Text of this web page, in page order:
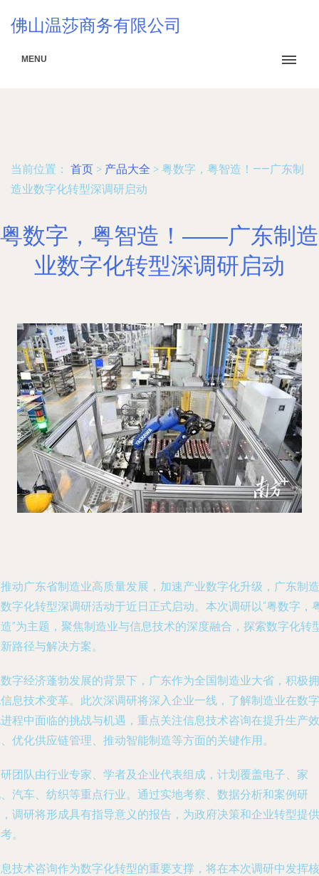
佛山温莎商务有限公司
MENU
当前位置： 首页 > 产品大全 > 粤数字，粤智造！——广东制
造业数字化转型深调研启动
粤数字，粤智造！——广东制造
业数字化转型深调研启动
动广东省制造业高质量发展，加速产业数字化升级，广东制造
字化转型深调研活动于近日正式启动。本次调研以“粤数字，
”为主题，聚焦制造业与信息技术的深度融合，探索数字化转
路径与解决方案。
字经济蓬勃发展的背景下，广东作为全国制造业大省，积极拥
息技术变革。此次深调研将深入企业一线，了解制造业在数字
程中面临的挑战与机遇，重点关注信息技术咨询在提升生产效
优化供应链管理、推动智能制造等方面的关键作用。
团队由行业专家、学者及企业代表组成，计划覆盖电子、家
汽车、纺织等重点行业。通过实地考察、数据分析和案例研
调研将形成具有指导意义的报告，为政府决策和企业转型提供
。
技术咨询作为数字化转型的重要支撑，将在本次调研中发挥核